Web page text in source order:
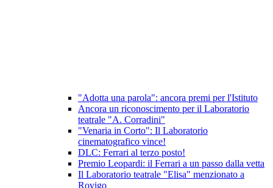
"Adotta una parola": ancora premi per l'Istituto
Ancora un riconoscimento per il Laboratorio
teatrale "A. Corradini"
"Venaria in Corto": Il Laboratorio
cinematografico vince!
DLC: Ferrari al terzo posto!
Premio Leopardi: il Ferrari a un passo dalla vetta
Il Laboratorio teatrale "Elisa" menzionato a
Rovigo